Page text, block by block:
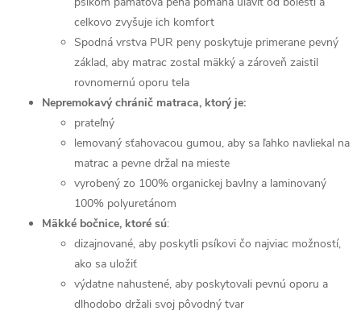
celkovo zvyšuje ich komfort
Spodná vrstva PUR peny poskytuje primerane pevný
základ, aby matrac zostal mäkký a zároveň zaistil
rovnomernú oporu tela
Nepremokavý chránič matraca, ktorý je:
prateľný
lemovaný sťahovacou gumou, aby sa ľahko navliekal na
matrac a pevne držal na mieste
vyrobený zo 100% organickej bavlny a laminovaný
100% polyuretánom
Mäkké bočnice, ktoré sú:
dizajnované, aby poskytli psíkovi čo najviac možností,
ako sa uložiť
výdatne nahustené, aby poskytovali pevnú oporu a
dlhodobo držali svoj pôvodný tvar